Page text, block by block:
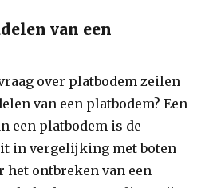
van een
over platbodem zeilen
van een platbodem? Een
een platbodem is de
in vergelijking met boten
het ontbreken van een